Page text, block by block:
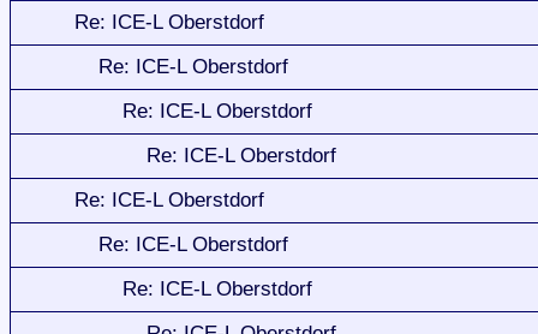
Re: ICE-L Oberstdorf
Re: ICE-L Oberstdorf
Re: ICE-L Oberstdorf
Re: ICE-L Oberstdorf
Re: ICE-L Oberstdorf
Re: ICE-L Oberstdorf
Re: ICE-L Oberstdorf